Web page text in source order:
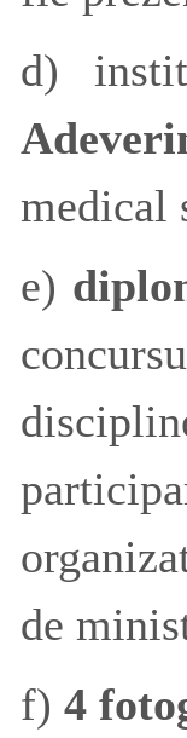
d)
medical
e)
de
f) 4